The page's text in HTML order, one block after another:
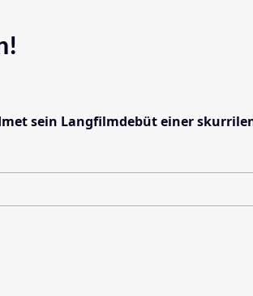
sein Langfilmdebüt einer